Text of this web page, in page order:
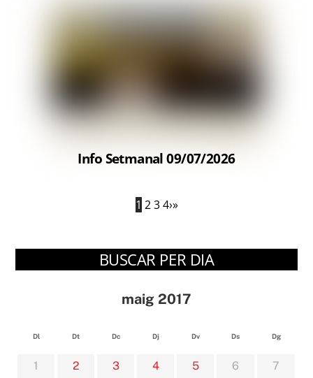
Info Setmanal 09/07/2026
1 2 3 4›»
BUSCAR PER DIA
maig 2017
Dl Dt Dc Dj Dv Ds Dg
1 2 3 4 5 6 7